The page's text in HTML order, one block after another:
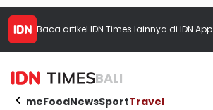
Baca artikel IDN Times lainnya di IDN App
BALI
HomeFoodNewsSportTravel